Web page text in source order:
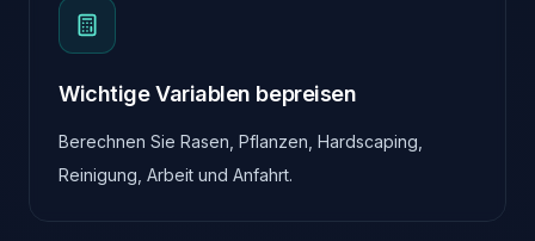
Wichtige Variablen bepreisen
Berechnen Sie Rasen, Pflanzen, Hardscaping,
Reinigung, Arbeit und Anfahrt.